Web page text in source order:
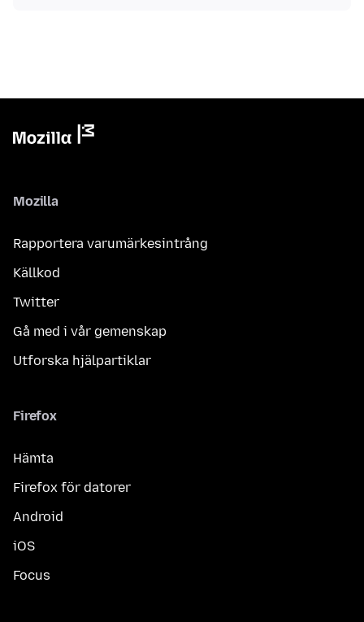
Mozilla
Rapportera varumärkesintrång
Källkod
Twitter
Gå med i vår gemenskap
Utforska hjälpartiklar
Firefox
Hämta
Firefox för datorer
Android
iOS
Focus